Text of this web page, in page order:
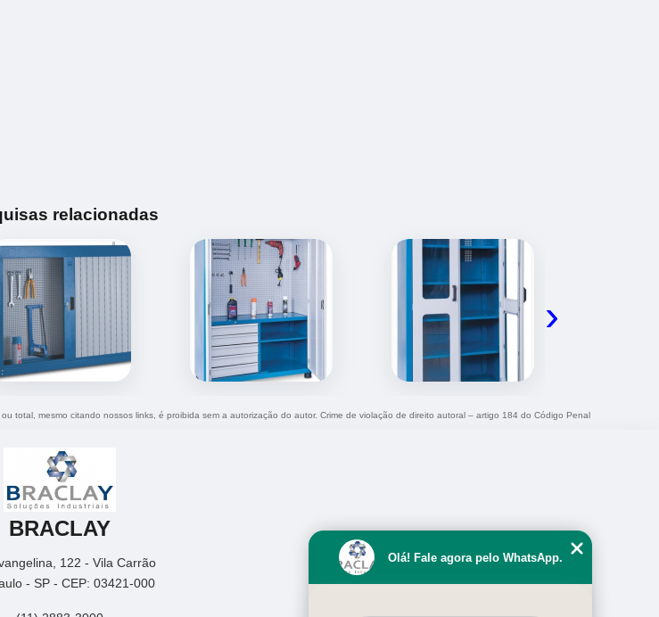
relacionadas
›
total, mesmo citando nossos links, é proibida sem a autorização do autor. Crime de violação de direito autoral – artigo 184 do Código Penal
BRACLAY
122 - Vila Carrão
- SP - CEP: 03421-000
Olá! Fale agora pelo WhatsApp.